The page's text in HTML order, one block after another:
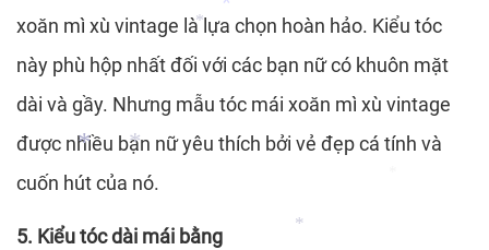
*
*
xoăn mì xù vintage là lựa chọn hoàn hảo. Kiểu tóc
này phù hộp nhất đối với các bạn nữ có khuôn mặt
dài và gầy. Nhưng mẫu tóc mái xoăn mì xù vintage
được nhiều bạn nữ yêu thích bởi vẻ đẹp cá tính và
cuốn hút của nó.
5. Kiểu tóc dài mái bằng